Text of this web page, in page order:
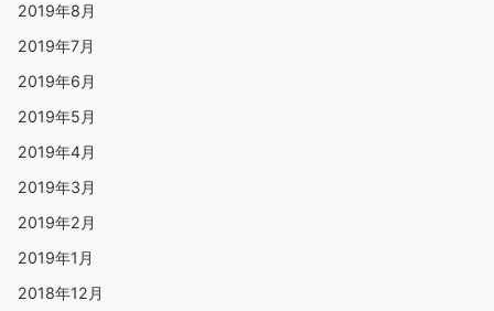
2019年8月
2019年7月
2019年6月
2019年5月
2019年4月
2019年3月
2019年2月
2019年1月
2018年12月